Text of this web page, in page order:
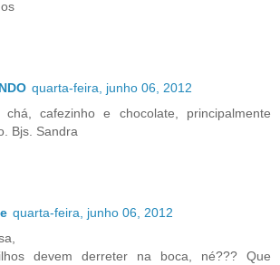
quarta-feira, junho 06, 2012
chá, cafezinho e chocolate, principalmente
Bjs. Sandra
quarta-feira, junho 06, 2012
devem derreter na boca, né??? Que